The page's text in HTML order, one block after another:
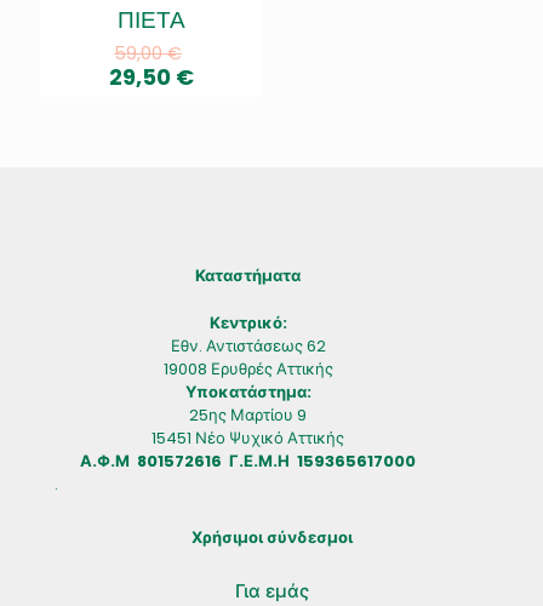
προϊόντος
ΠΙΕΤΑ
59,00€
29,50 €
επιλογές
επιλεγούν
στη
σελίδα
προϊόντος
Καταστήματα
Κεντρικό:
Εθν. Αντιστάσεως 62
19008 Ερυθρές Αττικής
Υποκατάστημα:
25ης Μαρτίου 9
15451 Νέο Ψυχικό Αττικής
Α.Φ.Μ 801572616 Γ.Ε.Μ.Η 159365617000
.
Χρήσιμοι σύνδεσμοι
Για εμάς